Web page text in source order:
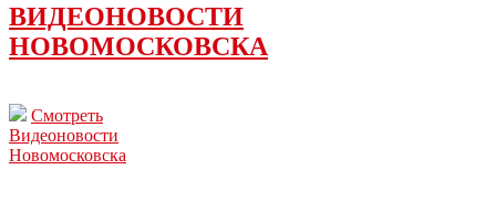
ВИДЕОНОВОСТИ
НОВОМОСКОВСКА
Смотреть
Видеоновости
Новомосковска